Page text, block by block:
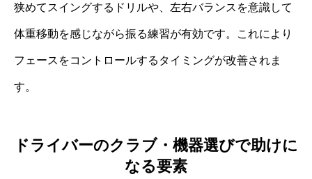
狭めてスイングするドリルや、左右バランスを意識して
体重移動を感じながら振る練習が有効です。これにより
フェースをコントロールするタイミングが改善されま
す。
ドライバーのクラブ・機器選びで助けに
なる要素